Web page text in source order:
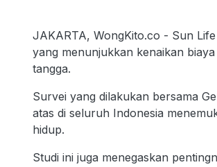
JAKARTA, WongKito.co - Sun
yang menunjukkan kenaikan
tangga.
Survei yang dilakukan bersama
atas di seluruh Indonesia
hidup.
Studi ini juga menegaskan